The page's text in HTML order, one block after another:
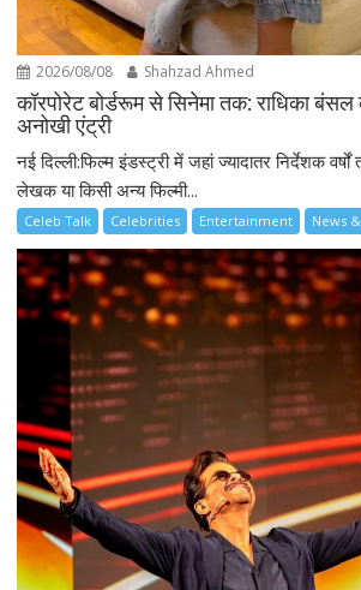
2026/08/08 Shahzad Ahmed
कॉरपोरेट बोर्डरूम से सिनेमा तक: राधिका बंसल
अनोखी एंट्री
नई दिल्ली:फिल्म इंडस्ट्री में जहां ज्यादातर निर्देशक
लेखक या किसी अन्य फिल्मी...
Celeb Talk Celebrities Entertainment News